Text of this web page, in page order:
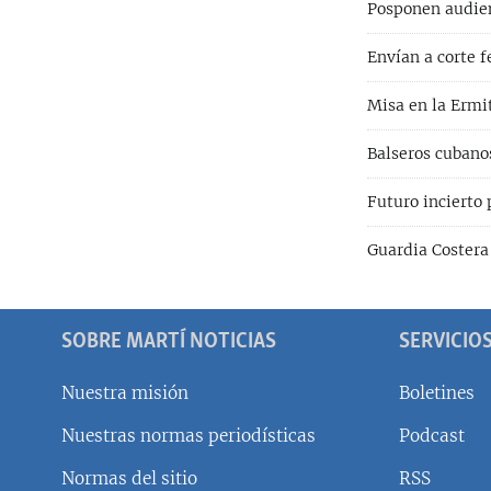
Posponen
Envían a corte
Misa en la
Balseros
Futuro incierto
Guardia
SOBRE MARTÍ NOTICIAS
Nuestra misión
Nuestras normas periodísticas
Normas del sitio
Boletines
Podcast
RSS